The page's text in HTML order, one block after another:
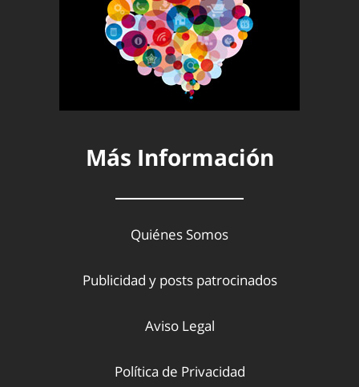
Más Información
Quiénes Somos
Publicidad y posts patrocinados
Aviso Legal
Política de Privacidad